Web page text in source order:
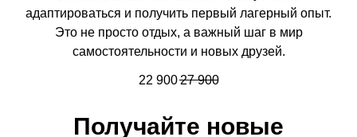
адаптироваться и получить первый лагерный опыт.
Это не просто отдых, а важный шаг в мир
самостоятельности и новых друзей.
22 90027 900
Получайте новые